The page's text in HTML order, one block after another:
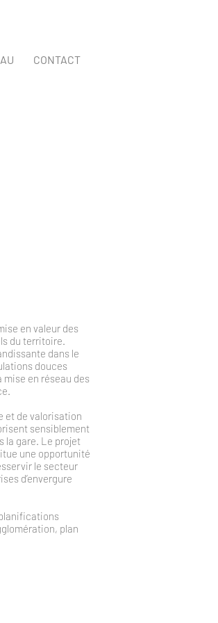
CONTACT
en valeur des
du territoire.
dans le
douces
en réseau des
et de valorisation
sensiblement
la gare. Le projet
une opportunité
le secteur
d’envergure
plan